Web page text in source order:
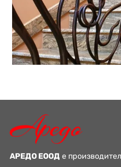
АРЕДО ЕООД е